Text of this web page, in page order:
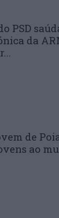
PSD
da
de
ao